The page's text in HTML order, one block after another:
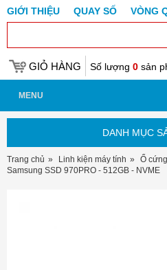
GIỚI THIỆU
QUAY SỐ VÒNG
GIỎ HÀNG Số lượng 0 sản
MENU
DANH MỤC
Trang chủ Linh kiện máy tính
Ổ
Samsung SSD 970PRO - 512GB - NVME